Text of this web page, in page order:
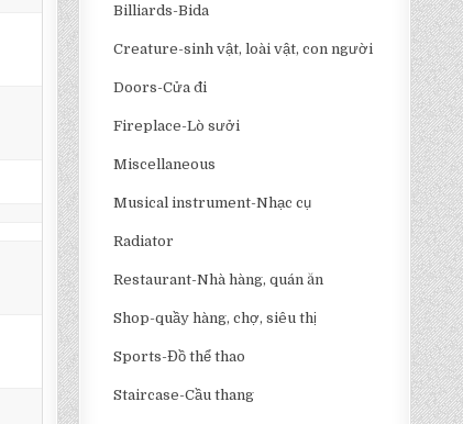
Billiards-Bida
Creature-sinh vật, loài vật, con người
Doors-Cửa đi
Fireplace-Lò sưởi
Miscellaneous
Musical instrument-Nhạc cụ
Radiator
Restaurant-Nhà hàng, quán ăn
Shop-quầy hàng, chợ, siêu thị
Sports-Đồ thể thao
Staircase-Cầu thang